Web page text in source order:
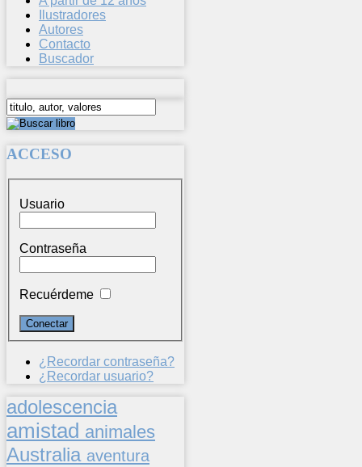
Ilustradores
Autores
Contacto
Buscador
ACCESO
Usuario
Contraseña
Recuérdeme
¿Recordar contraseña?
¿Recordar usuario?
adolescencia
amistad animales
Australia aventura